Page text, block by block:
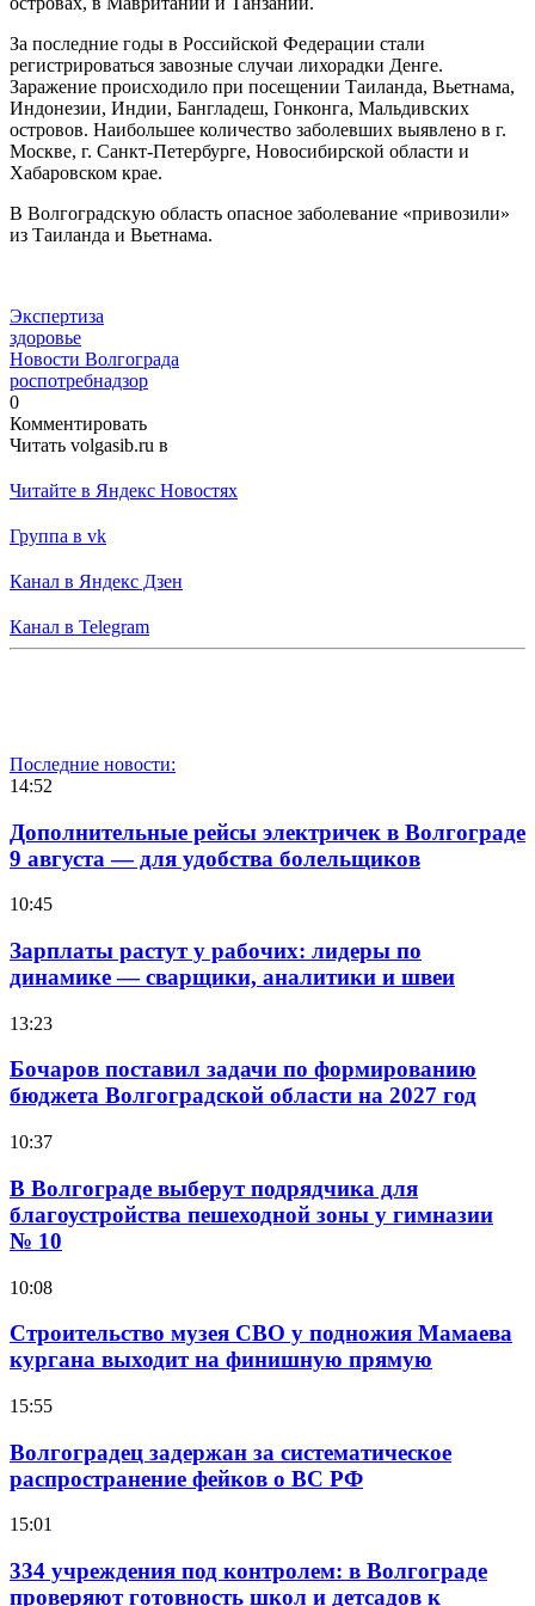
За последние годы в Российской Федерации стали
регистрироваться завозные случаи лихорадки Денге.
Заражение происходило при посещении Таиланда, Вьетнама,
Индонезии, Индии, Бангладеш, Гонконга, Мальдивских
островов. Наибольшее количество заболевших выявлено в г.
Москве, г. Санкт-Петербурге, Новосибирской области и
Хабаровском крае.
В Волгоградскую область опасное заболевание «привозили»
из Таиланда и Вьетнама.
Экспертиза
здоровье
Новости Волгограда
роспотребнадзор
0
Комментировать
Читать volgasib.ru в
Читайте в Яндекс Новостях
Группа в vk
Канал в Яндекс Дзен
Канал в Telegram
Последние новости:
14:52
Дополнительные рейсы электричек в Волгограде
9 августа — для удобства болельщиков
10:45
Зарплаты растут у рабочих: лидеры по
динамике — сварщики, аналитики и швеи
13:23
Бочаров поставил задачи по формированию
бюджета Волгоградской области на 2027 год
10:37
В Волгограде выберут подрядчика для
благоустройства пешеходной зоны у гимназии
№ 10
10:08
Строительство музея СВО у подножия Мамаева
кургана выходит на финишную прямую
15:55
Волгоградец задержан за систематическое
распространение фейков о ВС РФ
15:01
334 учреждения под контролем: в Волгограде
проверяют готовность школ и детсадов к